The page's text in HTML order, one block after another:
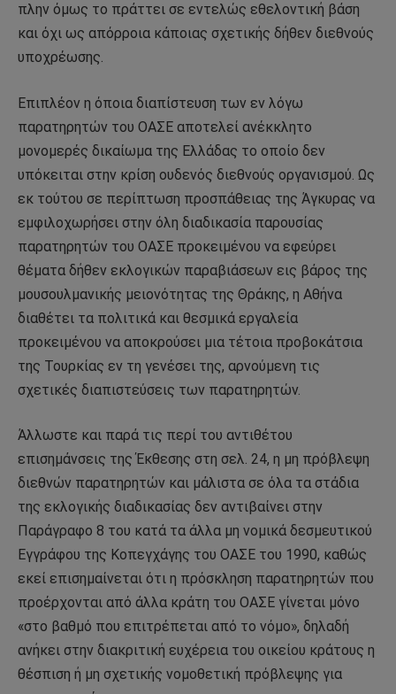
πλην όμως το πράττει σε εντελώς εθελοντική βάση
και όχι ως απόρροια κάποιας σχετικής δήθεν διεθνούς
υποχρέωσης.
Επιπλέον η όποια διαπίστευση των εν λόγω
παρατηρητών του ΟΑΣΕ αποτελεί ανέκκλητο
μονομερές δικαίωμα της Ελλάδας το οποίο δεν
υπόκειται στην κρίση ουδενός διεθνούς οργανισμού. Ως
εκ τούτου σε περίπτωση προσπάθειας της Άγκυρας να
εμφιλοχωρήσει στην όλη διαδικασία παρουσίας
παρατηρητών του ΟΑΣΕ προκειμένου να εφεύρει
θέματα δήθεν εκλογικών παραβιάσεων εις βάρος της
μουσουλμανικής μειονότητας της Θράκης, η Αθήνα
διαθέτει τα πολιτικά και θεσμικά εργαλεία
προκειμένου να αποκρούσει μια τέτοια προβοκάτσια
της Τουρκίας εν τη γενέσει της, αρνούμενη τις
σχετικές διαπιστεύσεις των παρατηρητών.
Άλλωστε και παρά τις περί του αντιθέτου
επισημάνσεις της Έκθεσης στη σελ. 24, η μη πρόβλεψη
διεθνών παρατηρητών και μάλιστα σε όλα τα στάδια
της εκλογικής διαδικασίας δεν αντιβαίνει στην
Παράγραφο 8 του κατά τα άλλα μη νομικά δεσμευτικού
Εγγράφου της Κοπεγχάγης του ΟΑΣΕ του 1990, καθώς
εκεί επισημαίνεται ότι η πρόσκληση παρατηρητών που
προέρχονται από άλλα κράτη του ΟΑΣΕ γίνεται μόνο
«στο βαθμό που επιτρέπεται από το νόμο», δηλαδή
ανήκει στην διακριτική ευχέρεια του οικείου κράτους η
θέσπιση ή μη σχετικής νομοθετική πρόβλεψης για